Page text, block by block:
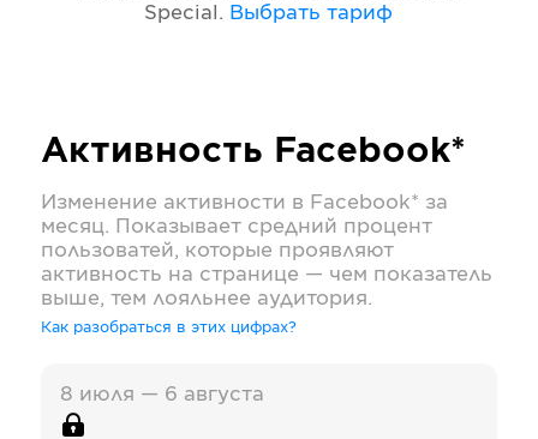
Special . Выбрать тариф
Активность Facebook*
Изменение активности в Facebook* за
месяц. Показывает средний процент
пользоватей, которые проявляют
активность на странице — чем показатель
выше, тем лояльнее аудитория.
Как разобраться в этих цифрах?
8 июля — 6 августа